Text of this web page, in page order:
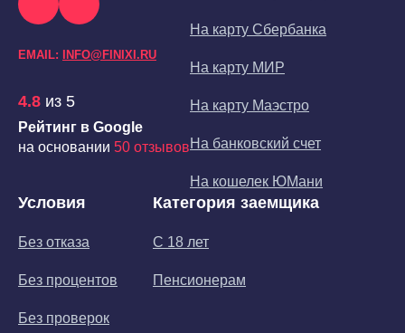
EMAIL: INFO@FINIXI.RU
4.8 из 5
Рейтинг в Google
на основании 50 отзывов
На карту Сбербанка
На карту МИР
На карту Маэстро
На банковский счет
На кошелек ЮМани
Условия
Без отказа
Без процентов
Без проверок
Категория заемщика
С 18 лет
Пенсионерам